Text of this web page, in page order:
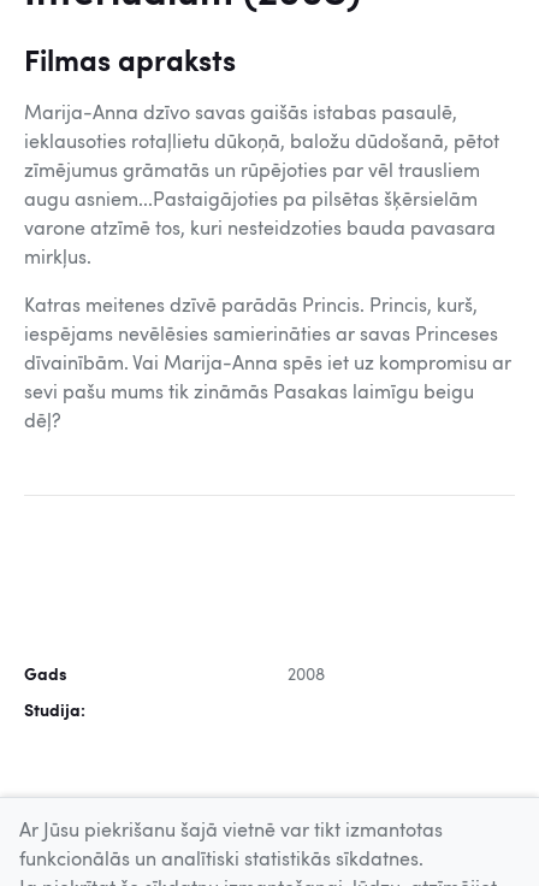
Filmas apraksts
Marija-Anna dzīvo savas gaišās istabas pasaulē,
ieklausoties rotaļlietu dūkoņā, baložu dūdošanā, pētot
zīmējumus grāmatās un rūpējoties par vēl trausliem
augu asniem...Pastaigājoties pa pilsētas šķērsielām
varone atzīmē tos, kuri nesteidzoties bauda pavasara
mirkļus.
Katras meitenes dzīvē parādās Princis. Princis, kurš,
iespējams nevēlēsies samierināties ar savas Princeses
dīvainībām. Vai Marija-Anna spēs iet uz kompromisu ar
sevi pašu mums tik zināmās Pasakas laimīgu beigu
dēļ?
Gads 2008
Studija:
Ar Jūsu piekrišanu šajā vietnē var tikt izmantotas
funkcionālās un analītiski statistikās sīkdatnes.